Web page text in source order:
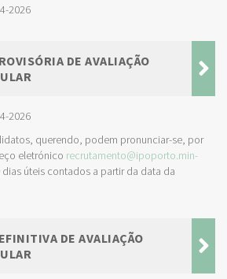
2026
DE AVALIAÇÃO
2026
querendo, podem pronunciar-se, por
eletrónico recrutamento@ipoporto.min-
dias úteis contados a partir da data da
DE AVALIAÇÃO